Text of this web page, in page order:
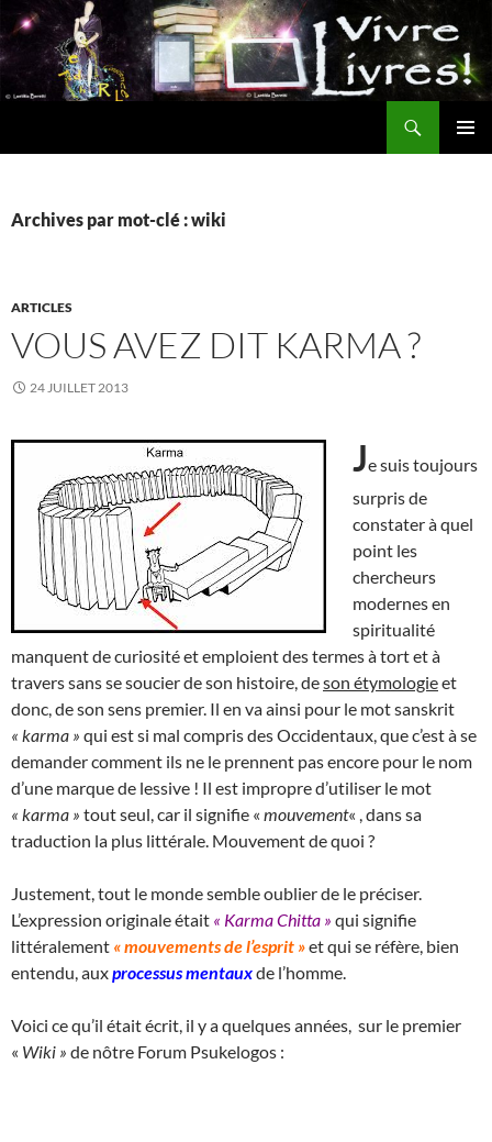
Aller
au
contenu
Archives par mot-clé : wiki
ARTICLES
VOUS AVEZ DIT KARMA ?
24 JUILLET 2013
Je suis toujours
surpris de
constater à quel
point les
chercheurs
modernes en
spiritualité
manquent de curiosité et emploient des termes à tort et à
travers sans se soucier de son histoire, deson étymologieet
donc, de son sens premier. Il en va ainsi pour le mot sanskrit
« karma » qui est si mal compris des Occidentaux, que c’est à se
demander comment ils ne le prennent pas encore pour le nom
d’une marque de lessive ! Il est impropre d’utiliser le mot
« karma » tout seul, car il signifie « mouvement« , dans sa
traduction la plus littérale. Mouvement de quoi ?
Justement, tout le monde semble oublier de le préciser.
L’expression originale était « Karma Chitta » qui signifie
littéralement « mouvements de l’esprit »et qui se réfère, bien
entendu, auxprocessus mentauxde l’homme.
Voici ce qu’il était écrit, il y a quelques années, sur le premier
« Wiki » de nôtre Forum Psukelogos :